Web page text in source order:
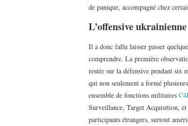
de panique, accompagné chez
L’offensive ukrainienne
Il a donc fallu laisser passer
comprendre. La première
restée sur la défensive pendant
qui non seulement a formé
ensemble de fonctions militaires
Surveillance, Target Acquisition, et
participants étrangers, surtout